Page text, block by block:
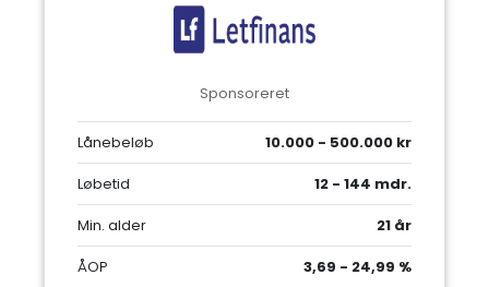
Sponsoreret
Lånebeløb
10.000 - 500.000 kr
Løbetid
12 - 144 mdr.
Min. alder
21 år
ÅOP
3,69 - 24,99 %